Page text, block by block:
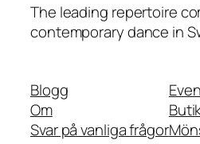
The leading repertoire
contemporary dance in
Blogg
Om
Svar på vanliga frågor